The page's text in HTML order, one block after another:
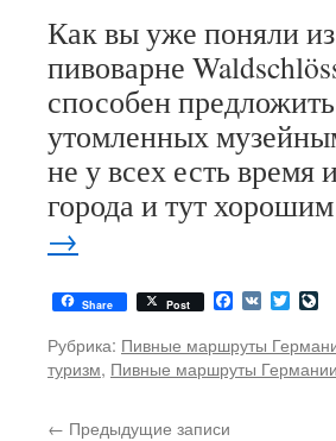
Как вы уже поняли
пивоварне
способен
утомленных
не у всех есть время
города и тут
→
Share Post Facebook
VK
Рубрика: Пивные маршруты
туризм, Пивные маршруты Германии
← Предыдущие записи